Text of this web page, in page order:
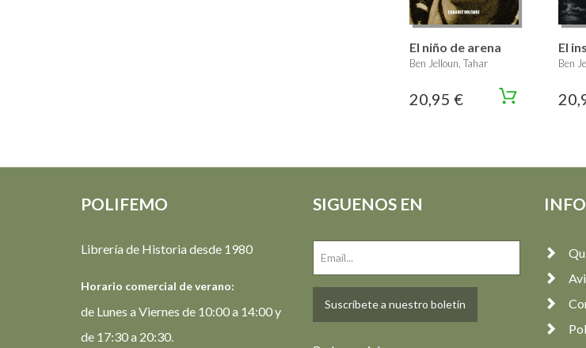
El niño de arena
Ben Jelloun, Tahar
20,95 €
El
Ben
POLIFEMO
Librería de Historia desde 1980
Horario comercial de verano:
de Lunes a Viernes de 10:00 a 14:00 y
de 17:30 a 20:30.
SIGUENOS EN
Suscríbete a nuestro boletín